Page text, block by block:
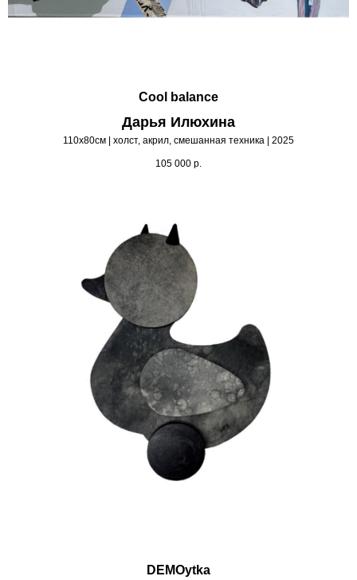
Cool balance
Дарья Илюхина
110х80см | холст, акрил, смешанная техника | 2025
105 000 р.
DEMOytka